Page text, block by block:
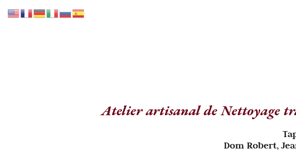
Atelier artisanal de Nettoyage
Dom Robert,